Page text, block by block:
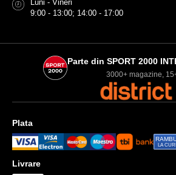
Luni - Vineri
9:00 - 13:00; 14:00 - 17:00
Parte din SPORT 2000
3000+ magazine,
Plata
LA
Livrare